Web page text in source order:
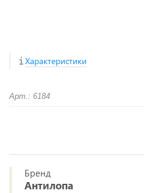
Характеристики
Арт.: 6184
Бренд
Антилопа